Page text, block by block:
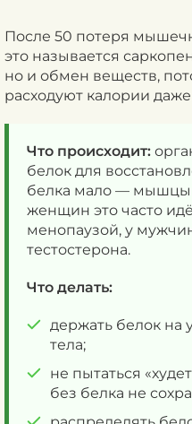
После 50 потеря
это называется
но и обмен веществ,
расходуют калории
Что происходит:
белок для
белка мало — мышцы
женщин это часто
менопаузой, у
тестостерона.
Что делать:
держать белок на
тела;
не пытаться
без белка не